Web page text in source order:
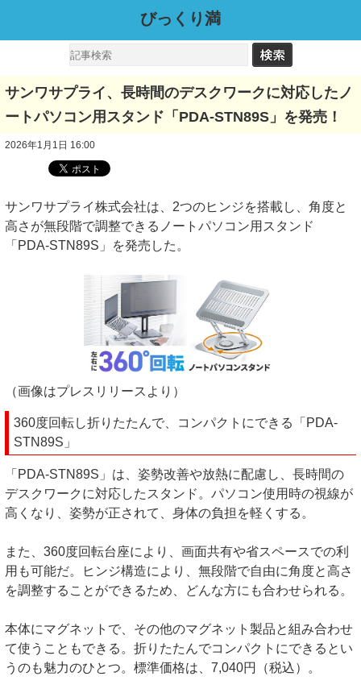
びっくり満
サンワサプライ、長時間のデスクワークに対応したノ
ートパソコン用スタンド「PDA-STN89S」を発売！
2026年1月1日 16:00
サンワサプライ株式会社は、2つのヒンジを搭載し、角度と
高さが無段階で調整できるノートパソコン用スタンド
「PDA-STN89S」を発売した。
（画像はプレスリリースより）
360度回転し折りたたんで、コンパクトにできる「PDA-
STN89S」
「PDA-STN89S」は、姿勢改善や放熱に配慮し、長時間の
デスクワークに対応したスタンド。パソコン使用時の視線が
高くなり、姿勢が正されて、身体の負担を軽くする。
また、360度回転台座により、画面共有や省スペースでの利
用も可能だ。ヒンジ構造により、無段階で自由に角度と高さ
を調整することができるため、どんな方にも合わせられる。
本体にマグネットで、その他のマグネット製品と組み合わせ
て使うこともできる。折りたたんでコンパクトにできるとい
うのも魅力のひとつ。標準価格は、7,040円（税込）。